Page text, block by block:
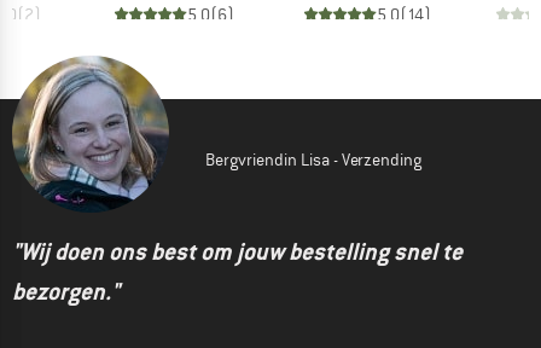
(2) 5,0(6) 5,0(14)
Bergvriendin Lisa - Verzending
"Wij doen ons best om jouw bestelling snel te
bezorgen."